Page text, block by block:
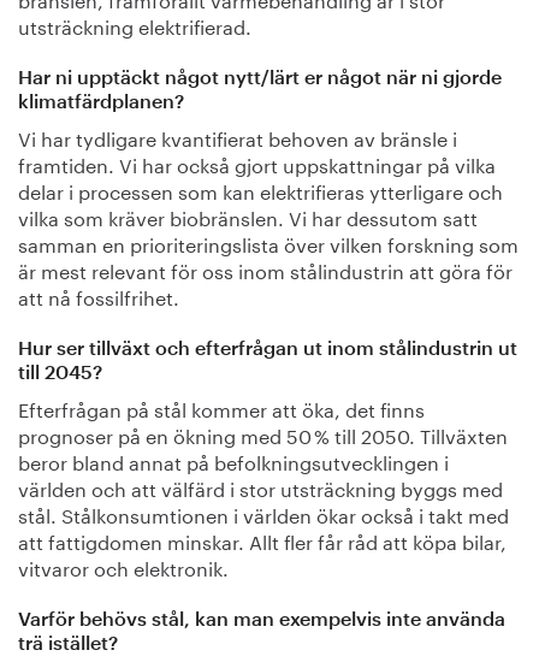
utsträckning elektrifierad.
Har ni upptäckt något nytt/lärt er något när ni gjorde
klimatfärdplanen?
Vi har tydligare kvantifierat behoven av bränsle i
framtiden. Vi har också gjort uppskattningar på vilka
delar i processen som kan elektrifieras ytterligare och
vilka som kräver biobränslen. Vi har dessutom satt
samman en prioriteringslista över vilken forskning som
är mest relevant för oss inom stålindustrin att göra för
att nå fossilfrihet.
Hur ser tillväxt och efterfrågan ut inom stålindustrin ut
till 2045?
Efterfrågan på stål kommer att öka, det finns
prognoser på en ökning med 50 % till 2050. Tillväxten
beror bland annat på befolkningsutvecklingen i
världen och att välfärd i stor utsträckning byggs med
stål. Stålkonsumtionen i världen ökar också i takt med
att fattigdomen minskar. Allt fler får råd att köpa bilar,
vitvaror och elektronik.
Varför behövs stål, kan man exempelvis inte använda
trä istället?